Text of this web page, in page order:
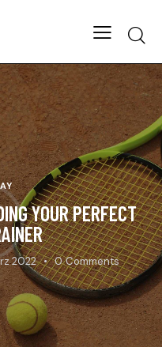
YOUR PERFECT
2022 0 Comments